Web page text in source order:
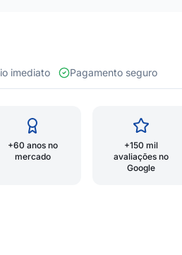
imediato
Pagamento seguro
+60 anos no
mercado
+150 mil
avaliações no
Google